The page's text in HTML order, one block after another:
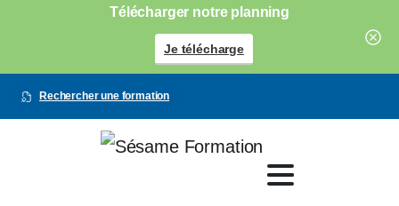
Télécharger notre planning
Je télécharge
Rechercher une formation